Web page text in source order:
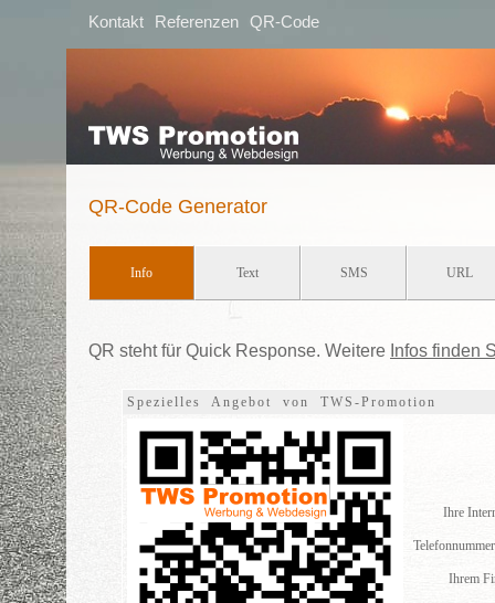
Kontakt Referenzen QR-Code
QR-Code Generator
QR steht für Quick Response. Weitere Infos finden
Spezielles Angebot von TWS-Promotion
Ihre
Ihrem